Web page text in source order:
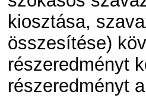
kiosztása,
összesítése)
részeredményt
részeredményt